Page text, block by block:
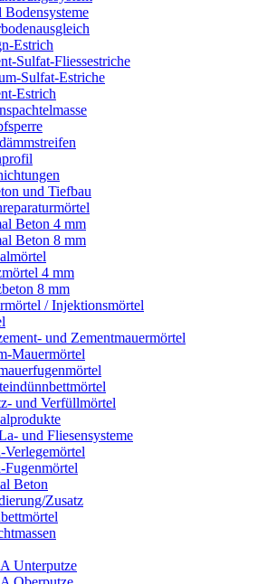
Bodensysteme
Estrich
Sulfat-Fliessestriche
Sulfat-Estriche
Estrich
und Tiefbau
Beton 4 mm
Beton 8 mm
4 mm
8 mm
/ Injektionsmörtel
und Zementmauermörtel
Mauermörtel
und Verfüllmörtel
und Fliesensysteme
Verlegemörtel
Fugenmörtel
Beton
Zusatz
Unterputze